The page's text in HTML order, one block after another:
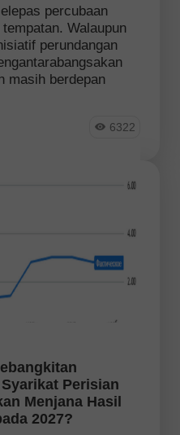
percubaan
Walaupun
perundangan
masih berdepan
6322
Perisian
Menjana Hasil
2027?